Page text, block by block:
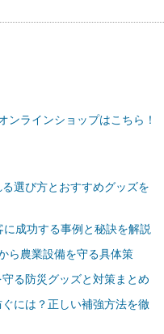
ンラインショップはこちら！
選び方とおすすめグッズを
成功する事例と秘訣を解説
ら農業設備を守る具体策
る防災グッズと対策まとめ
には？正しい補強方法を徹